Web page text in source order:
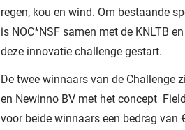
regen, kou en wind. Om bestaande
is NOC*NSF samen met de KNLTB
deze innovatie challenge gestart.
De twee winnaars van de Challenge
en Newinno BV met het concept
voor beide winnaars een bedrag